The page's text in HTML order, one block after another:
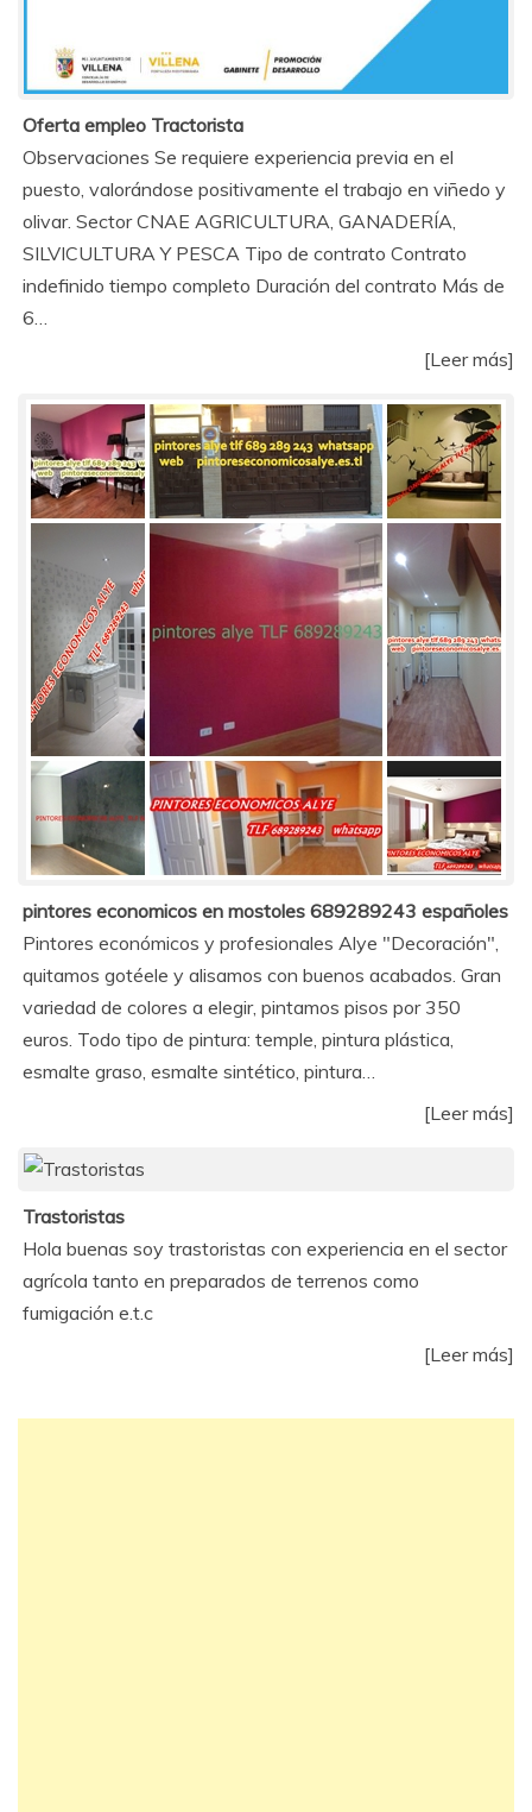
Oferta empleo Tractorista
Observaciones Se requiere experiencia previa en el
puesto, valorándose positivamente el trabajo en viñedo y
olivar. Sector CNAE AGRICULTURA, GANADERÍA,
SILVICULTURA Y PESCA Tipo de contrato Contrato
indefinido tiempo completo Duración del contrato Más de
6…
[Leer más]
pintores economicos en mostoles 689289243 españoles
Pintores económicos y profesionales Alye "Decoración",
quitamos gotéele y alisamos con buenos acabados. Gran
variedad de colores a elegir, pintamos pisos por 350
euros. Todo tipo de pintura: temple, pintura plástica,
esmalte graso, esmalte sintético, pintura…
[Leer más]
Trastoristas
Hola buenas soy trastoristas con experiencia en el sector
agrícola tanto en preparados de terrenos como
fumigación e.t.c
[Leer más]